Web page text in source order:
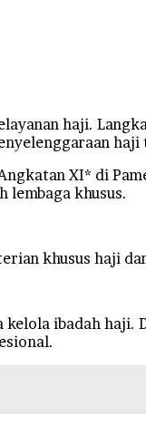
haji.
XI* di
lembaga khusus.
khusus haji
ibadah haji.